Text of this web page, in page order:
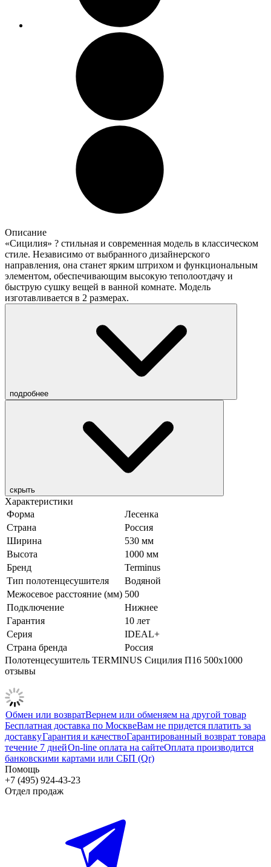
Описание
«Сицилия» ? стильная и современная модель в классическом
стиле. Независимо от выбранного дизайнерского
направления, она станет ярким штрихом и функциональным
элементом, обеспечивающим высокую теполоотдачу и
быструю сушку вещей в ванной комнате. Модель
изготавливается в 2 размерах.
подробнее
скрыть
Характеристики
Форма
Лесенка
Страна
Россия
Ширина
530 мм
Высота
1000 мм
Бренд
Terminus
Тип полотенцесушителя
Водяной
Межосевое расстояние (мм) 500
Подключение
Нижнее
Гарантия
10 лет
Серия
IDEAL+
Страна бренда
Россия
Полотенцесушитель TERMINUS Сицилия П16 500х1000
отзывы
Обмен или возвратВернем или обменяем на другой товар
Бесплатная доставка по МосквеВам не придется платить за
доставкуГарантия и качествоГарантированный возврат товара
течение 7 днейOn-line оплата на сайтеОплата производится
банковскими картами или СБП (Qr)
Помощь
+7 (495) 924-43-23
Отдел продаж